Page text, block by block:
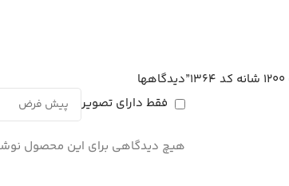
دیدگاهها
فقط دارای تصویر
هیچ دیدگاهی برای این محصول